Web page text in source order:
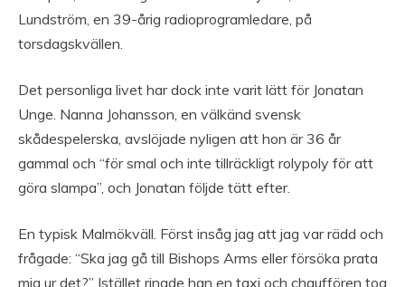
Lundström, en 39-årig radioprogramledare, på
torsdagskvällen.
Det personliga livet har dock inte varit lätt för Jonatan
Unge. Nanna Johansson, en välkänd svensk
skådespelerska, avslöjade nyligen att hon är 36 år
gammal och “för smal och inte tillräckligt rolypoly för att
göra slampa”, och Jonatan följde tätt efter.
En typisk Malmökväll. Först insåg jag att jag var rädd och
frågade: “Ska jag gå till Bishops Arms eller försöka prata
mig ur det?” Istället ringde han en taxi och chauffören tog